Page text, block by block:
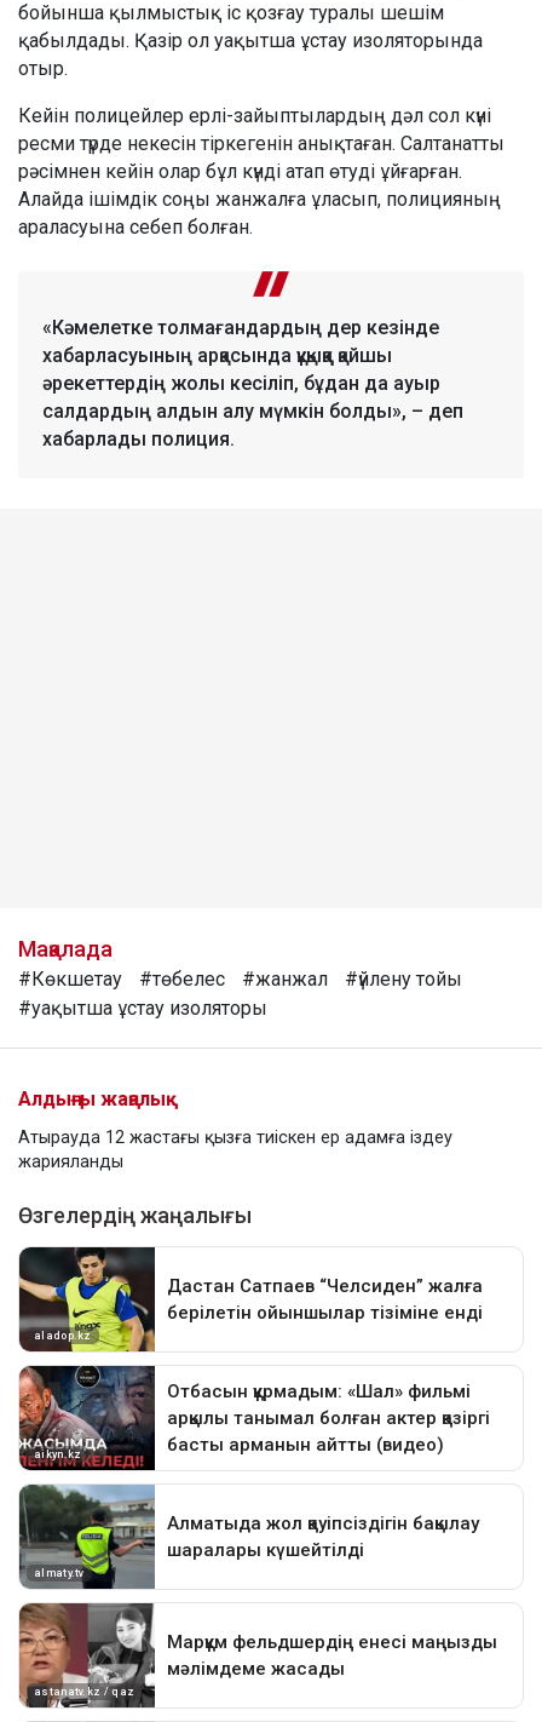
бойынша қылмыстық іс қозғау туралы шешім
қабылдады. Қазір ол уақытша ұстау изоляторында
отыр.
Кейін полицейлер ерлі-зайыптылардың дәл сол күні
ресми түрде некесін тіркегенін анықтаған. Салтанатты
рәсімнен кейін олар бұл күнді атап өтуді ұйғарған.
Алайда ішімдік соңы жанжалға ұласып, полицияның
араласуына себеп болған.
«Кәмелетке толмағандардың дер кезінде
хабарласуының арқасында құқыққа қайшы
әрекеттердің жолы кесіліп, бұдан да ауыр
салдардың алдын алу мүмкін болды», – деп
хабарлады полиция.
Мақалада
#Көкшетау #төбелес #жанжал
#үйлену тойы
#уақытша ұстау изоляторы
Алдыңғы жаңалық
Атырауда 12 жастағы қызға тиіскен ер адамға іздеу
жарияланды